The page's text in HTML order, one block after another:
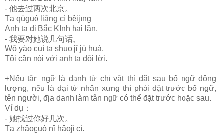
- 他去过两次北京。
Tā qùguò liǎng cì běijīng
Anh ta đi Bắc KInh hai lần.
- 我要对她说几句话。
Wǒ yào duì tā shuō jǐ jù huà.
Tôi cần nói với anh ta đôi lời.
+Nếu tân ngữ là danh từ chỉ vật thì đặt sau bổ ngữ động
lượng, nếu là đại từ nhân xưng thì phải đặt trước bổ ngữ,
tên người, địa danh làm tân ngữ có thể đặt trước hoặc sau.
Ví dụ ：
- 她找过你好几次。
Tā zhǎoguò nǐ hǎojǐ cì.